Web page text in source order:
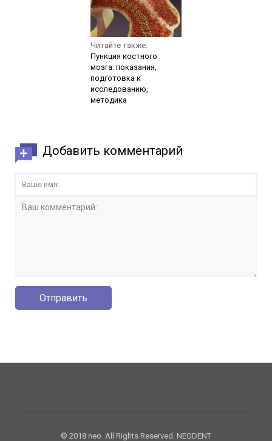
Читайте также:
Пункция костного
мозга: показания,
подготовка к
исследованию,
методика
Добавить комментарий
© 2018 neo. All Rights Reserved. NEODENT